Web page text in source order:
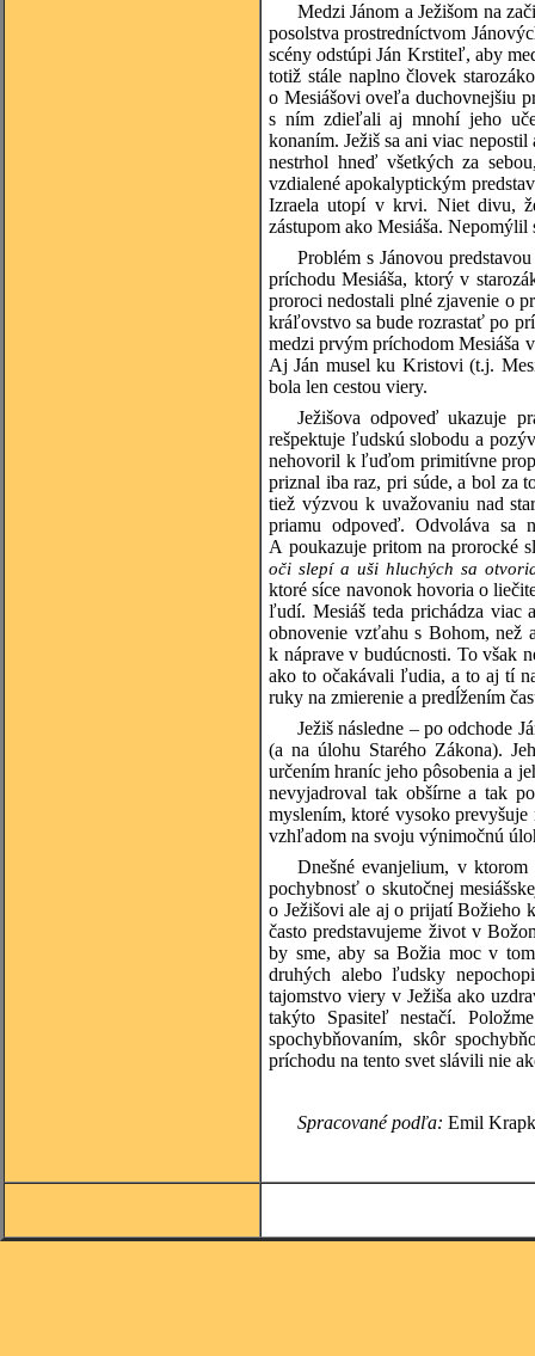
Medzi Jánom a Ježišom na
posolstva prostredníctvom
scény odstúpi Ján Krstiteľ, aby
totiž stále naplno človek
o Mesiášovi oveľa duchovnejšiu
s ním zdieľali aj mnohí jeho
konaním. Ježiš sa ani viac
nestrhol hneď všetkých za
vzdialené apokalyptickým
Izraela utopí v krvi. Niet divu,
zástupom ako Mesiáša. Nepomýlil
Problém s Jánovou
príchodu Mesiáša, ktorý v
proroci nedostali plné zjavenie o
kráľovstvo sa bude rozrastať po
medzi prvým príchodom Mesiáša
Aj Ján musel ku Kristovi (t.j.
bola len cestou viery.
Ježišova odpoveď ukazuje
rešpektuje ľudskú slobodu a
nehovoril k ľuďom primitívne
priznal iba raz, pri súde, a bol za
tiež výzvou k uvažovaniu nad
priamu odpoveď. Odvoláva sa
A poukazuje pritom na prorocké
oči slepí a uši hluchých sa
ktoré síce navonok hovoria o
ľudí. Mesiáš teda prichádza viac
obnovenie vzťahu s Bohom, než
k náprave v budúcnosti. To však
ako to očakávali ľudia, a to aj tí
ruky na zmierenie a predĺžením
Ježiš následne – po odchode
(a na úlohu Starého Zákona).
určením hraníc jeho pôsobenia a
nevyjadroval tak obšírne a tak
myslením, ktoré vysoko
vzhľadom na svoju výnimočnú
Dnešné evanjelium, v
pochybnosť o skutočnej
o Ježišovi ale aj o prijatí Božieho
často predstavujeme život v
by sme, aby sa Božia moc v
druhých alebo ľudsky
tajomstvo viery v Ježiša ako
takýto Spasiteľ nestačí.
spochybňovaním, skôr
príchodu na tento svet slávili nie
Spracované podľa: Emil